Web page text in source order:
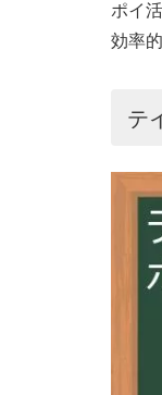
ポイ
効率
テ